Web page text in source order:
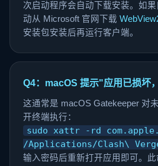
次启动程序会自动下载安装。如
动从 Microsoft 官网下载
安装包安装后再运行客户端。
Q4：macOS 提示"应用已损坏
这通常是 macOS Gatekeeper 对
开终端执行：
sudo xattr -rd
/Applications/Clash\
输入密码后重新打开应用即可。